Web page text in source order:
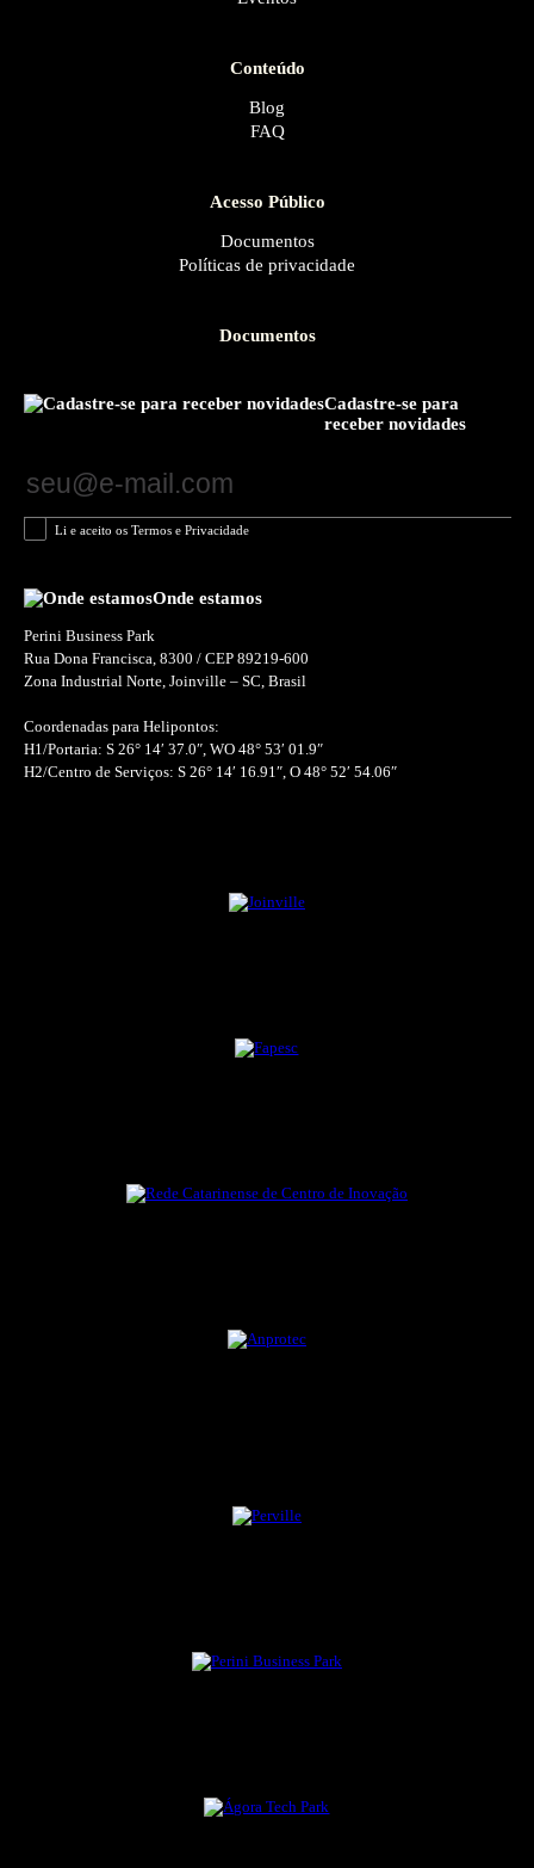
Conteúdo
Blog
FAQ
Acesso Público
Documentos
Políticas de privacidade
Documentos
Cadastre-se para
receber novidades
Li e aceito os Termos e Privacidade
Onde estamos
Perini Business Park
Rua Dona Francisca, 8300 / CEP 89219-600
Zona Industrial Norte, Joinville – SC, Brasil
Coordenadas para Helipontos:
H1/Portaria: S 26° 14′ 37.0″, WO 48° 53′ 01.9″
H2/Centro de Serviços: S 26° 14′ 16.91″, O 48° 52′ 54.06″